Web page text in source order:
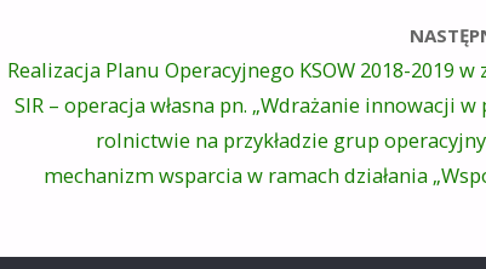
Realizacja Planu Operacyjnego KSOW 2018-2019 w
SIR – operacja własna pn. „Wdrażanie innowacji
rolnictwie na przykładzie grup
mechanizm wsparcia w ramach działania